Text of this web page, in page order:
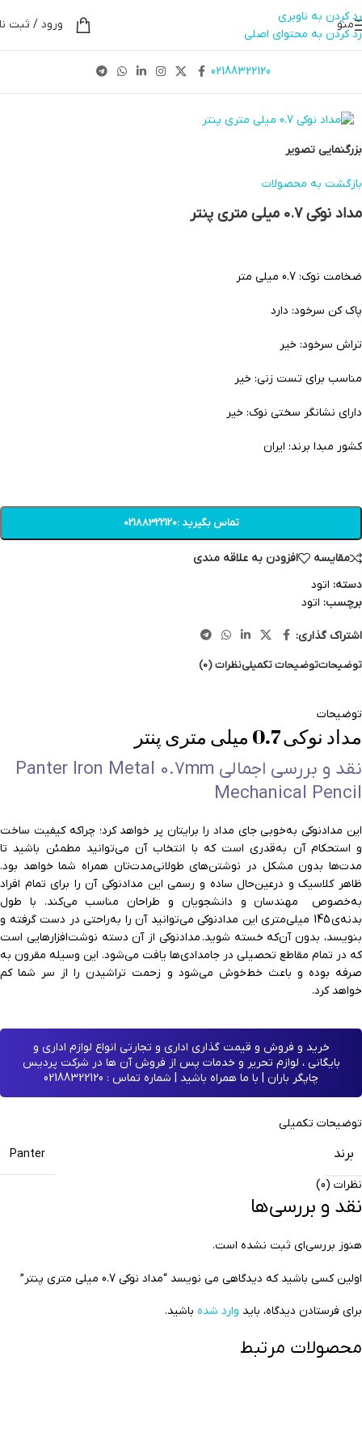
رد کردن به ناوبری
رد کردن به محتوای اصلی
منو ورود / ثبت
02188322120
بزرگنمایی تصویر
بازگشت به محصولات
مداد نوکی 0.7 میلی متری پنتر
ضخامت نوک: 0.7 میلی متر
پاک کن سرخود: دارد
تراش سرخود: خیر
مناسب برای تست زنی: خیر
دارای نشانگر سختی نوک: خیر
کشور مبدا برند: ایران
تماس بگیرید :02188322120
مقایسه
افزودن به علاقه مندی
دسته: اتود
برچسب: اتود
اشتراک گذاری:
توضیحاتتوضیحات تکمیلینظرات (0)
توضیحات
مداد نوکی 0.7 میلی متری پنتر
نقد و بررسی اجمالی Panter Iron Metal 0.7mm
Mechanical Pencil
این مدادنوکی به‌خوبی جای مداد را برایتان پر خواهد کرد؛ چراکه کیفیت ساخت
و استحکام آن به‌قدری است که با انتخاب آن می‌توانید مطمئن باشید تا
مدت‌ها بدون مشکل در نوشتن‌های طولانی‌مدت‌تان همراه شما خواهد بود.
ظاهر کلاسیک و درعین‌حال ساده و رسمی این مدادنوکی آن را برای تمام افراد
به‌خصوص مهندسان و دانشجویان و طراحان مناسب می‌کند. با طول
بدنه‌ی 145 میلی‌متری این مدادنوکی می‌توانید آن را به‌راحتی در دست گرفته و
بنویسد، بدون آن‌که خسته شوید. مدادنوکی از آن دسته نوشت‌افزارهایی است
که در تمام مقاطع تحصیلی در جامدادی‌ها یافت می‌شود. این وسیله مقرون به
صرفه بوده و باعث خط‌خوش می‌شود و زحمت تراشیدن را از سر شما کم
خواهد کرد.
خرید و فروش و قیمت گذاری اداری و تجارتی انواع لوازم اداری و
بایگانی ، لوازم تحریر و خدمات پس از فروش آن ها در شرکت پردیس
چاپگر باران | با ما همراه باشید | شماره تماس : 02188322120
توضیحات تکمیلی
برند
Panter
نظرات (0)
نقد و بررسی‌ها
هنوز بررسی‌ای ثبت نشده است.
اولین کسی باشید که دیدگاهی می نویسد “مداد نوکی 0.7 میلی متری پنتر”
برای فرستادن دیدگاه، باید وارد شده باشید.
محصولات مرتبط